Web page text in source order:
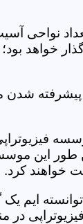
خواهد
پیشرفته
طور این
خواهند کرد.
در